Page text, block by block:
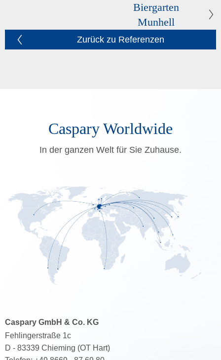
Biergarten
Munhell
Zurück zu Referenzen
Caspary Worldwide
In der ganzen Welt für Sie Zuhause.
Caspary GmbH & Co. KG
Fehlingerstraße 1c
D - 83339 Chieming (OT Hart)